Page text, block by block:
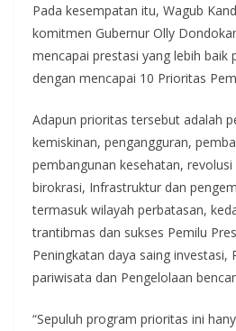
Pada kesempatan itu, Wagub
komitmen Gubernur Olly
mencapai prestasi yang lebih baik
dengan mencapai 10 Prioritas
Adapun prioritas tersebut adalah
kemiskinan, pengangguran,
pembangunan kesehatan,
birokrasi, Infrastruktur dan
termasuk wilayah perbatasan,
trantibmas dan sukses Pemilu
Peningkatan daya saing investasi,
pariwisata dan Pengelolaan
“Sepuluh program prioritas ini